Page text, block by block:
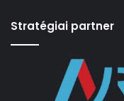
Stratégiai partner